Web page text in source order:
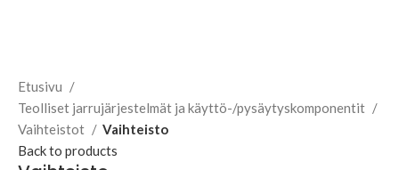
Etusivu
Teolliset jarrujärjestelmät ja käyttö-/pysäytyskomponentit
Vaihteistot
Vaihteisto
Back to products